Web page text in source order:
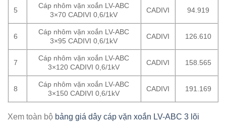
5
Cáp nhôm vặn xoắn LV-ABC
3×70 CADIVI 0,6/1kV
CADIVI 94.919
6
Cáp nhôm vặn xoắn LV-ABC
3×95 CADIVI 0,6/1kV
CADIVI 126.610
7
Cáp nhôm vặn xoắn LV-ABC
3×120 CADIVI 0,6/1kV
CADIVI 158.565
8
Cáp nhôm vặn xoắn LV-ABC
3×150 CADIVI 0,6/1kV
CADIVI 191.169
Xem toàn bộ bảng giá dây cáp vặn xoắn LV-ABC 3 lõi